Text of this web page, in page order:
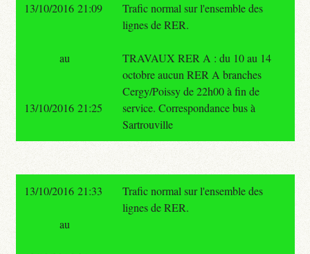
13/10/2016 21:09
Trafic normal sur l'ensemble des
lignes de RER.
TRAVAUX RER A : du 10 au 14
octobre aucun RER A branches
Cergy/Poissy de 22h00 à fin de
service. Correspondance bus à
Sartrouville
au
13/10/2016 21:25
13/10/2016 21:33
Trafic normal sur l'ensemble des
lignes de RER.
au